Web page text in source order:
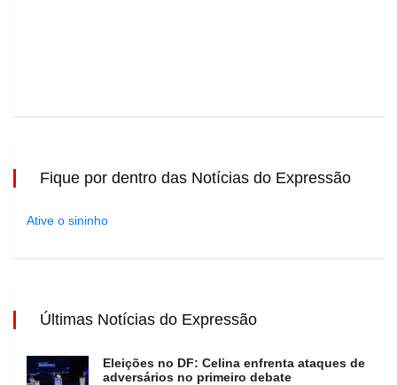
Fique por dentro das Notícias do Expressão
Ative o sininho
Últimas Notícias do Expressão
Eleições no DF: Celina enfrenta ataques de
adversários no primeiro debate